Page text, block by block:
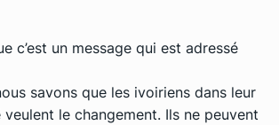
c’est un message qui est adressé
savons que les ivoiriens dans leur
le changement. Ils ne peuvent